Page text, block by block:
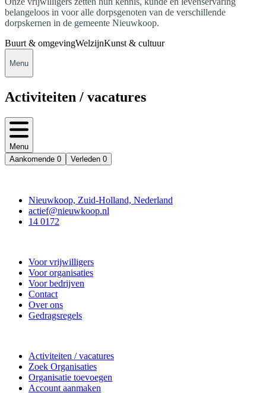
belangeloos in voor alle dorpsgenoten van de verschillende
dorpskernen in de gemeente Nieuwkoop.
Buurt & omgevingWelzijnKunst & cultuur
Menu
Activiteiten / vacatures
Menu
Aankomende 0 Verleden 0
Nieuwkoop, Zuid-Holland, Nederland
actief@nieuwkoop.nl
14 0172
Voor vrijwilligers
Voor organisaties
Voor bedrijven
Contact
Over ons
Gedragsregels
Activiteiten / vacatures
Zoek Organisaties
Organisatie toevoegen
Account aanmaken